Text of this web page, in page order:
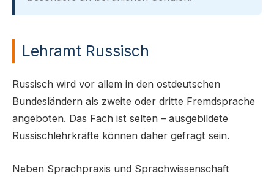
Lehramt Russisch
Russisch wird vor allem in den ostdeutschen
Bundesländern als zweite oder dritte Fremdsprache
angeboten. Das Fach ist selten – ausgebildete
Russischlehrkräfte können daher gefragt sein.
Neben Sprachpraxis und Sprachwissenschaft